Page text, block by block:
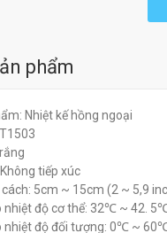
phẩm
Nhiệt kế hồng ngoại
tiếp xúc
5cm ~ 15cm (2 ~ 5,9
nhiệt độ cơ thể: 32℃ ~ 42.
nhiệt độ đối tượng: 0℃ ~